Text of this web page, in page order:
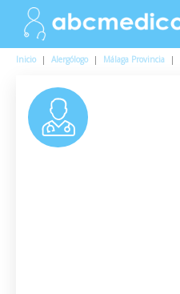
Inicio | Alergólogo | Málaga Provincia |